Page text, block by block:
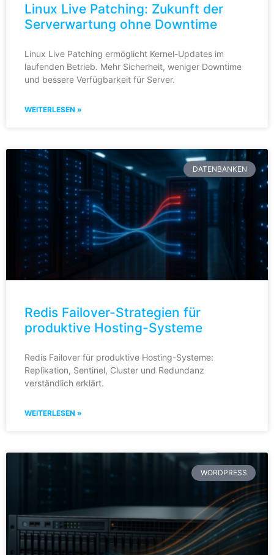
Linux Live Patching: Zukunft der
Serverwartung ohne Downtime
Linux Live Patching ermöglicht Kernel-Updates im
laufenden Betrieb. Mehr Sicherheit, weniger Downtime
und bessere Verfügbarkeit für Server.
WEITERLESEN »
DATENBANKEN
Redis Failover-Strategien für
produktive Hosting-Systeme
Redis Failover für produktive Hosting-Systeme:
Replikation, Sentinel, Cluster und Redundanz
verständlich erklärt.
WEITERLESEN »
WORDPRESS